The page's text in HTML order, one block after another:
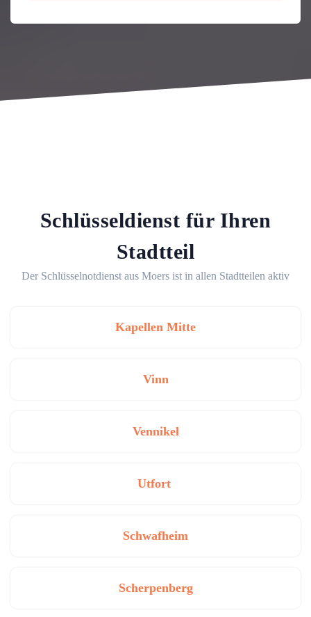
Schlüsseldienst für Ihren
Stadtteil
Der Schlüsselnotdienst aus Moers ist in allen Stadtteilen aktiv
Kapellen Mitte
Vinn
Vennikel
Utfort
Schwafheim
Scherpenberg